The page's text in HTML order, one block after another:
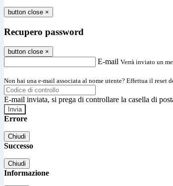
button close ×
Recupero password
button close ×
E-mail Verrà inviato un
Non hai una e-mail associata al nome utente? Effettua il reset
E-mail inviata, si prega di controllare la casella di
Errore
Chiudi
Successo
Chiudi
Informazione